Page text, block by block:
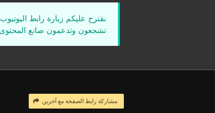
نقترح عليكم زيارة رابط
تشجعون وتدعمون صانع
مشاركة رابط الصفحة مع آخرين